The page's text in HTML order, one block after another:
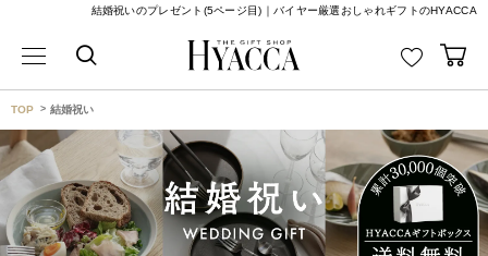
結婚祝いのプレゼント(5ページ目)｜バイヤー厳選おしゃれギフトのHYACCA
TOP 結婚祝い